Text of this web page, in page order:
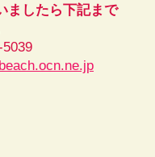
ましたら下記まで